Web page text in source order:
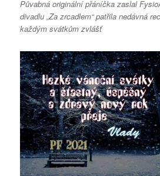
Půvabná originální přáníčka zaslal
divadlu „Za zrcadlem“ patřila nedávná
každým svátkům zvlášť